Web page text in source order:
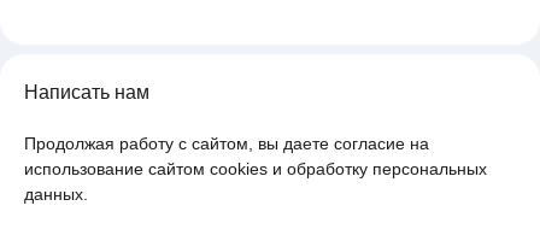
Написать нам
Продолжая работу с сайтом, вы даете согласие на
использование сайтом cookies и обработку персональных
данных.